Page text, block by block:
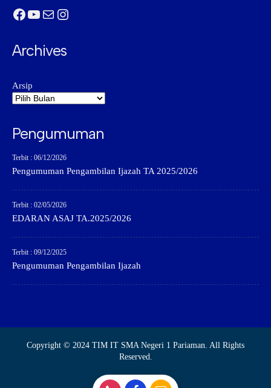
Facebook
YouTube
MailInstagram
Archives
Arsip
Pengumuman
Terbit : 06/12/2026
Pengumuman Pengambilan Ijazah TA 2025/2026
Terbit : 02/05/2026
EDARAN ASAJ TA.2025/2026
Terbit : 09/12/2025
Pengumuman Pengambilan Ijazah
Copyright © 2024 TIM IT SMA Negeri 1 Pariaman. All Rights
Reserved.